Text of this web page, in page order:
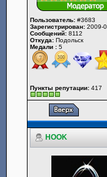
Пользователь: #3683
Зарегистрирован: 2009-
Сообщений: 8112
Откуда: Подольск
Медали : 5
Пункты репутации: 417
HOOK